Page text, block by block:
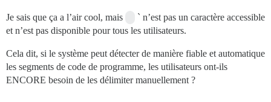
Je sais que ça a l’air cool, mais
` n’est pas un caractère accessible
et n’est pas disponible pour tous les utilisateurs.
Cela dit, si le système peut détecter de manière fiable et automatique
les segments de code de programme, les utilisateurs ont-ils
ENCORE besoin de les délimiter manuellement ?